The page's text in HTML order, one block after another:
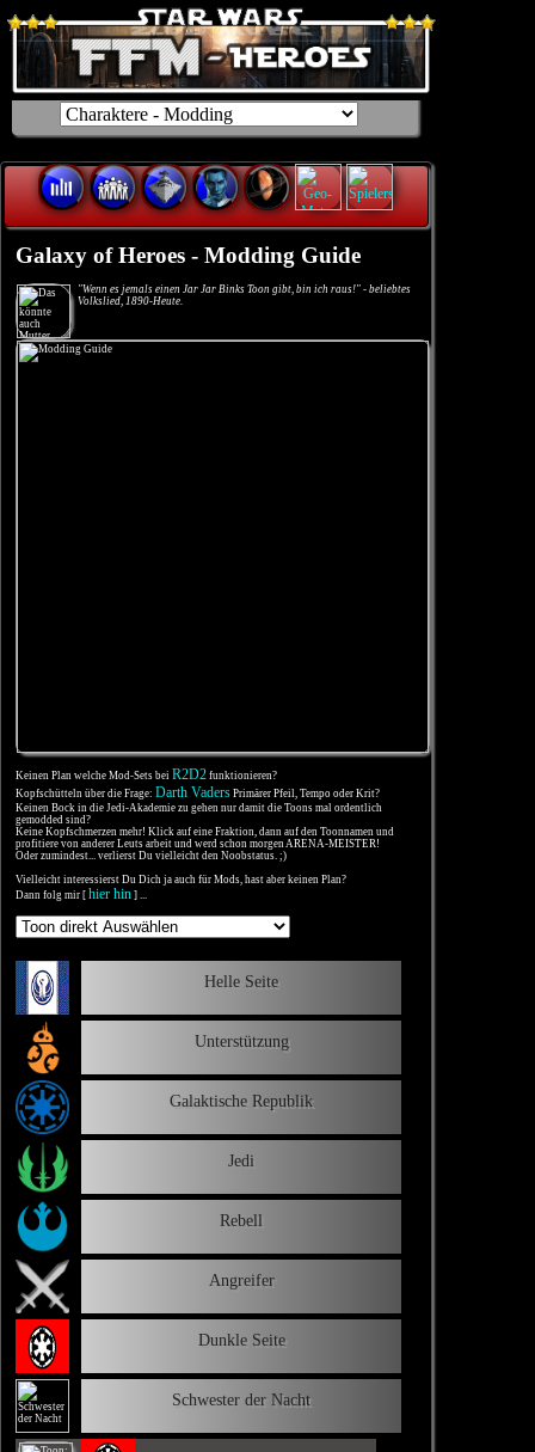
Galaxy of Heroes - Modding Guide
"Wenn es jemals einen Jar Jar Binks Toon gibt, bin ich raus!" - beliebtes
Volkslied, 1890-Heute.
Keinen Plan welche Mod-Sets bei R2D2 funktionieren?
Kopfschütteln über die Frage: Darth Vaders Primärer Pfeil, Tempo oder Krit?
Keinen Bock in die Jedi-Akademie zu gehen nur damit die Toons mal ordentlich
gemodded sind?
Keine Kopfschmerzen mehr! Klick auf eine Fraktion, dann auf den Toonnamen und
profitiere von anderer Leuts arbeit und werd schon morgen ARENA-MEISTER!
Oder zumindest... verlierst Du vielleicht den Noobstatus. ;)
Vielleicht interessierst Du Dich ja auch für Mods, hast aber keinen Plan?
Dann folg mir [ hier hin ] ...
Helle Seite
Unterstützung
Galaktische Republik
Jedi
Rebell
Angreifer
Dunkle Seite
Schwester der Nacht